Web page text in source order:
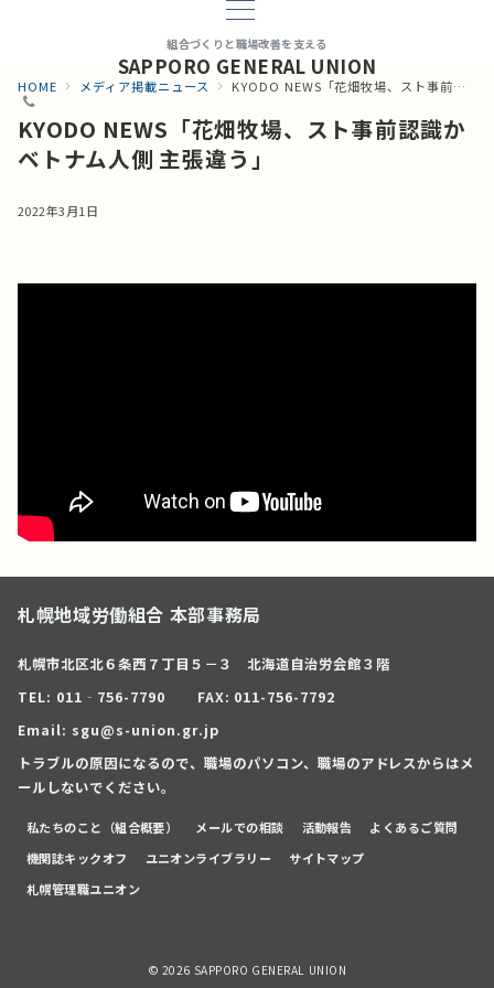
組合づくりと職場改善を支える
SAPPORO GENERAL UNION
HOME メディア掲載ニュース KYODO NEWS「花畑牧場、スト事前認識か ベトナム人側 主張違う」
KYODO NEWS「花畑牧場、スト事前認識か
ベトナム人側 主張違う」
2022年3月1日
札幌地域労働組合 本部事務局
札幌市北区北６条西７丁目５－３ 北海道自治労会館３階
TEL: 011‐756-7790
FAX: 011-756-7792
Email: sgu@s-union.gr.jp
トラブルの原因になるので、職場のパソコン、職場のアドレスからはメ
ールしないでください。
私たちのこと（組合概要） メールでの相談 活動報告
よくあるご質問
機関誌キックオフ
ユニオンライブラリー
サイトマップ
札幌管理職ユニオン
© 2026 SAPPORO GENERAL UNION